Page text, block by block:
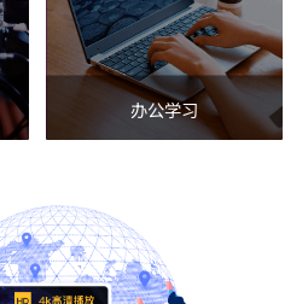
办公学习